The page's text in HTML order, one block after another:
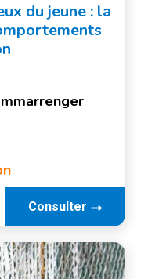
du jeune : la
Consulter